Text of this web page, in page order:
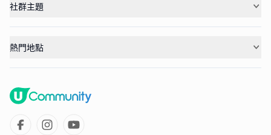
社群主題
熱門地點